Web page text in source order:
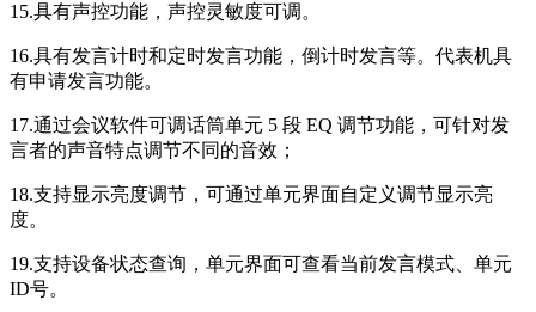
15.具有声控功能，声控灵敏度可调。
16.具有发言计时和定时发言功能，倒计时发言等。代表机具
有申请发言功能。
17.通过会议软件可调话筒单元 5 段 EQ 调节功能，可针对发
言者的声音特点调节不同的音效；
18.支持显示亮度调节，可通过单元界面自定义调节显示亮
度。
19.支持设备状态查询，单元界面可查看当前发言模式、单元
ID号。